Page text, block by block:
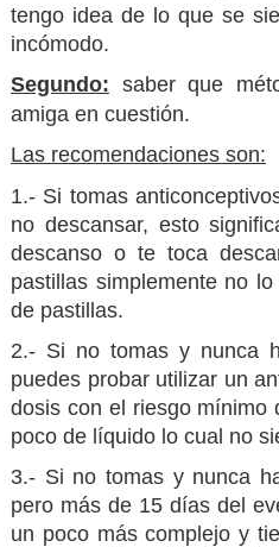
tengo idea de lo que se
incómodo.
Segundo: saber que
amiga en cuestión.
Las recomendaciones son:
1.- Si tomas
no descansar, esto
descanso o te toca
pastillas simplemente no
de pastillas.
2.- Si no tomas y nunca
puedes probar utilizar un
dosis con el riesgo mínimo
poco de líquido lo cual no
3.- Si no tomas y nunca
pero más de 15 días del
un poco más complejo y